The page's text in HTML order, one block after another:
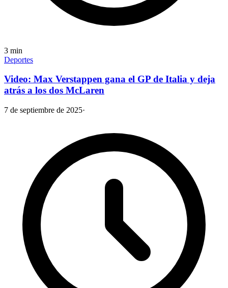
3 min
Deportes
Video: Max Verstappen gana el GP de Italia y deja
atrás a los dos McLaren
7 de septiembre de 2025·